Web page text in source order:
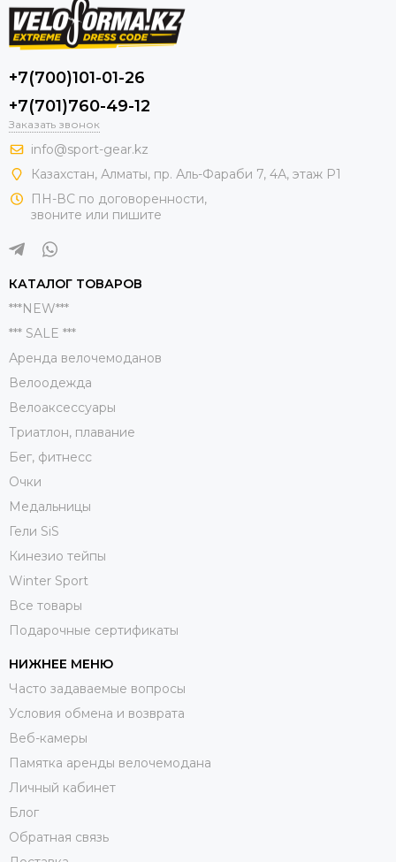
+7(700)101-01-26
+7(701)760-49-12
Заказать звонок
info@sport-gear.kz
Казахстан, Алматы, пр. Аль-Фараби 7, 4А, этаж Р1
ПН-ВС по договоренности,
звоните или пишите
КАТАЛОГ ТОВАРОВ
***NEW***
*** SALE ***
Аренда велочемоданов
Велоодежда
Велоаксессуары
Триатлон, плавание
Бег, фитнесс
Очки
Медальницы
Гели SiS
Кинезио тейпы
Winter Sport
Все товары
Подарочные сертификаты
НИЖНЕЕ МЕНЮ
Часто задаваемые вопросы
Условия обмена и возврата
Веб-камеры
Памятка аренды велочемодана
Личный кабинет
Блог
Обратная связь